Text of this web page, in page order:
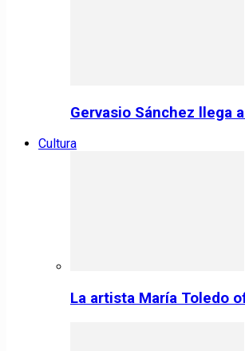
Gervasio Sánchez llega
Cultura
La artista María Toledo